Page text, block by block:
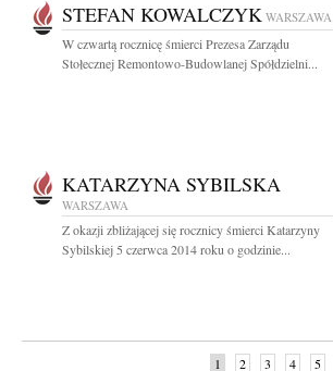
STEFAN KOWALCZYK WARSZAWA
W czwartą rocznicę śmierci Prezesa Zarządu
Stołecznej Remontowo-Budowlanej Spółdzielni...
KATARZYNA SYBILSKA
WARSZAWA
Z okazji zbliżającej się rocznicy śmierci Katarzyny
Sybilskiej 5 czerwca 2014 roku o godzinie...
1 2 3 4 5